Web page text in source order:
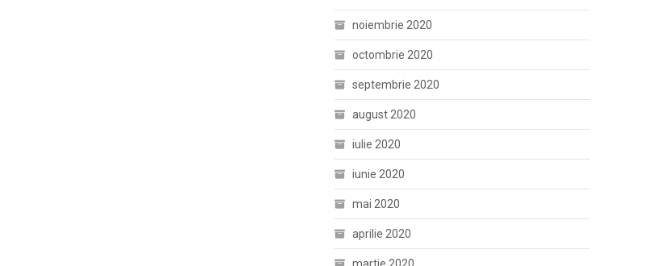
noiembrie 2020
octombrie 2020
septembrie 2020
august 2020
iulie 2020
iunie 2020
mai 2020
aprilie 2020